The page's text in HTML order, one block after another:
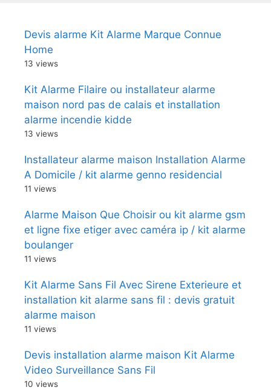
Devis alarme Kit Alarme Marque Connue
Home
13 views
Kit Alarme Filaire ou installateur alarme
maison nord pas de calais et installation
alarme incendie kidde
13 views
Installateur alarme maison Installation Alarme
A Domicile / kit alarme genno residencial
11 views
Alarme Maison Que Choisir ou kit alarme gsm
et ligne fixe etiger avec caméra ip / kit alarme
boulanger
11 views
Kit Alarme Sans Fil Avec Sirene Exterieure et
installation kit alarme sans fil : devis gratuit
alarme maison
11 views
Devis installation alarme maison Kit Alarme
Video Surveillance Sans Fil
10 views